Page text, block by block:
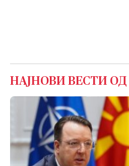
НАЈНОВИ ВЕСТИ ОД